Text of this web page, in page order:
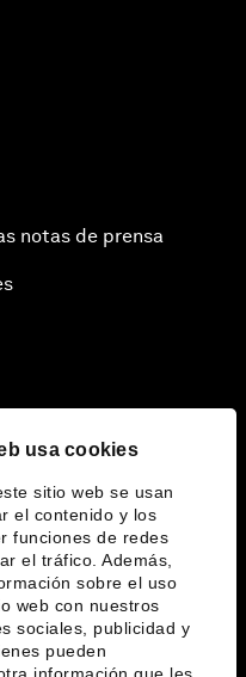
usa cookies
sitio web se usan
el contenido y los
funciones de redes
el tráfico. Además,
sobre el uso
web con nuestros
sociales, publicidad y
pueden
notas de prensa